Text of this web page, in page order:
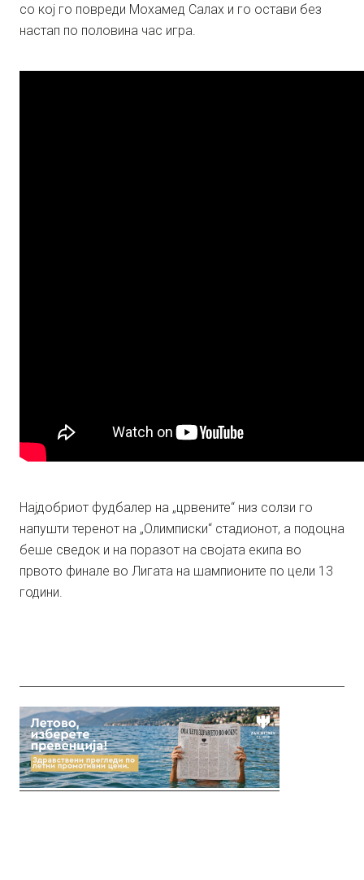
со кој го повреди Мохамед Салах и го остави без
настап по половина час игра.
Најдобриот фудбалер на „црвените“ низ солзи го
напушти теренот на „Олимписки“ стадионот, а подоцна
беше сведок и на поразот на својата екипа во
првото финале во Лигата на шампионите по цели 13
години.